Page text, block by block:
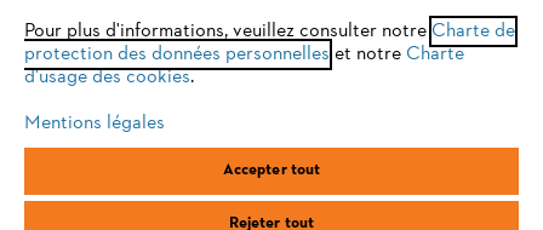
Mentions légales Cookies
Conditions de garantie
ANDREAS STIHL SAS, 1 rue des Epinettes, ZI Nord de Torcy, 77200
optimale de notre site, nous vous recommandons de passer à
l'un des navigateurs suivants :
firefox chrome
Pour plus d'informations, veuillez consulter notre Charte de
protection des données personnelles et notre Charte
d'usage des cookies.
Mentions légales
Accepter tout
Rejeter tout